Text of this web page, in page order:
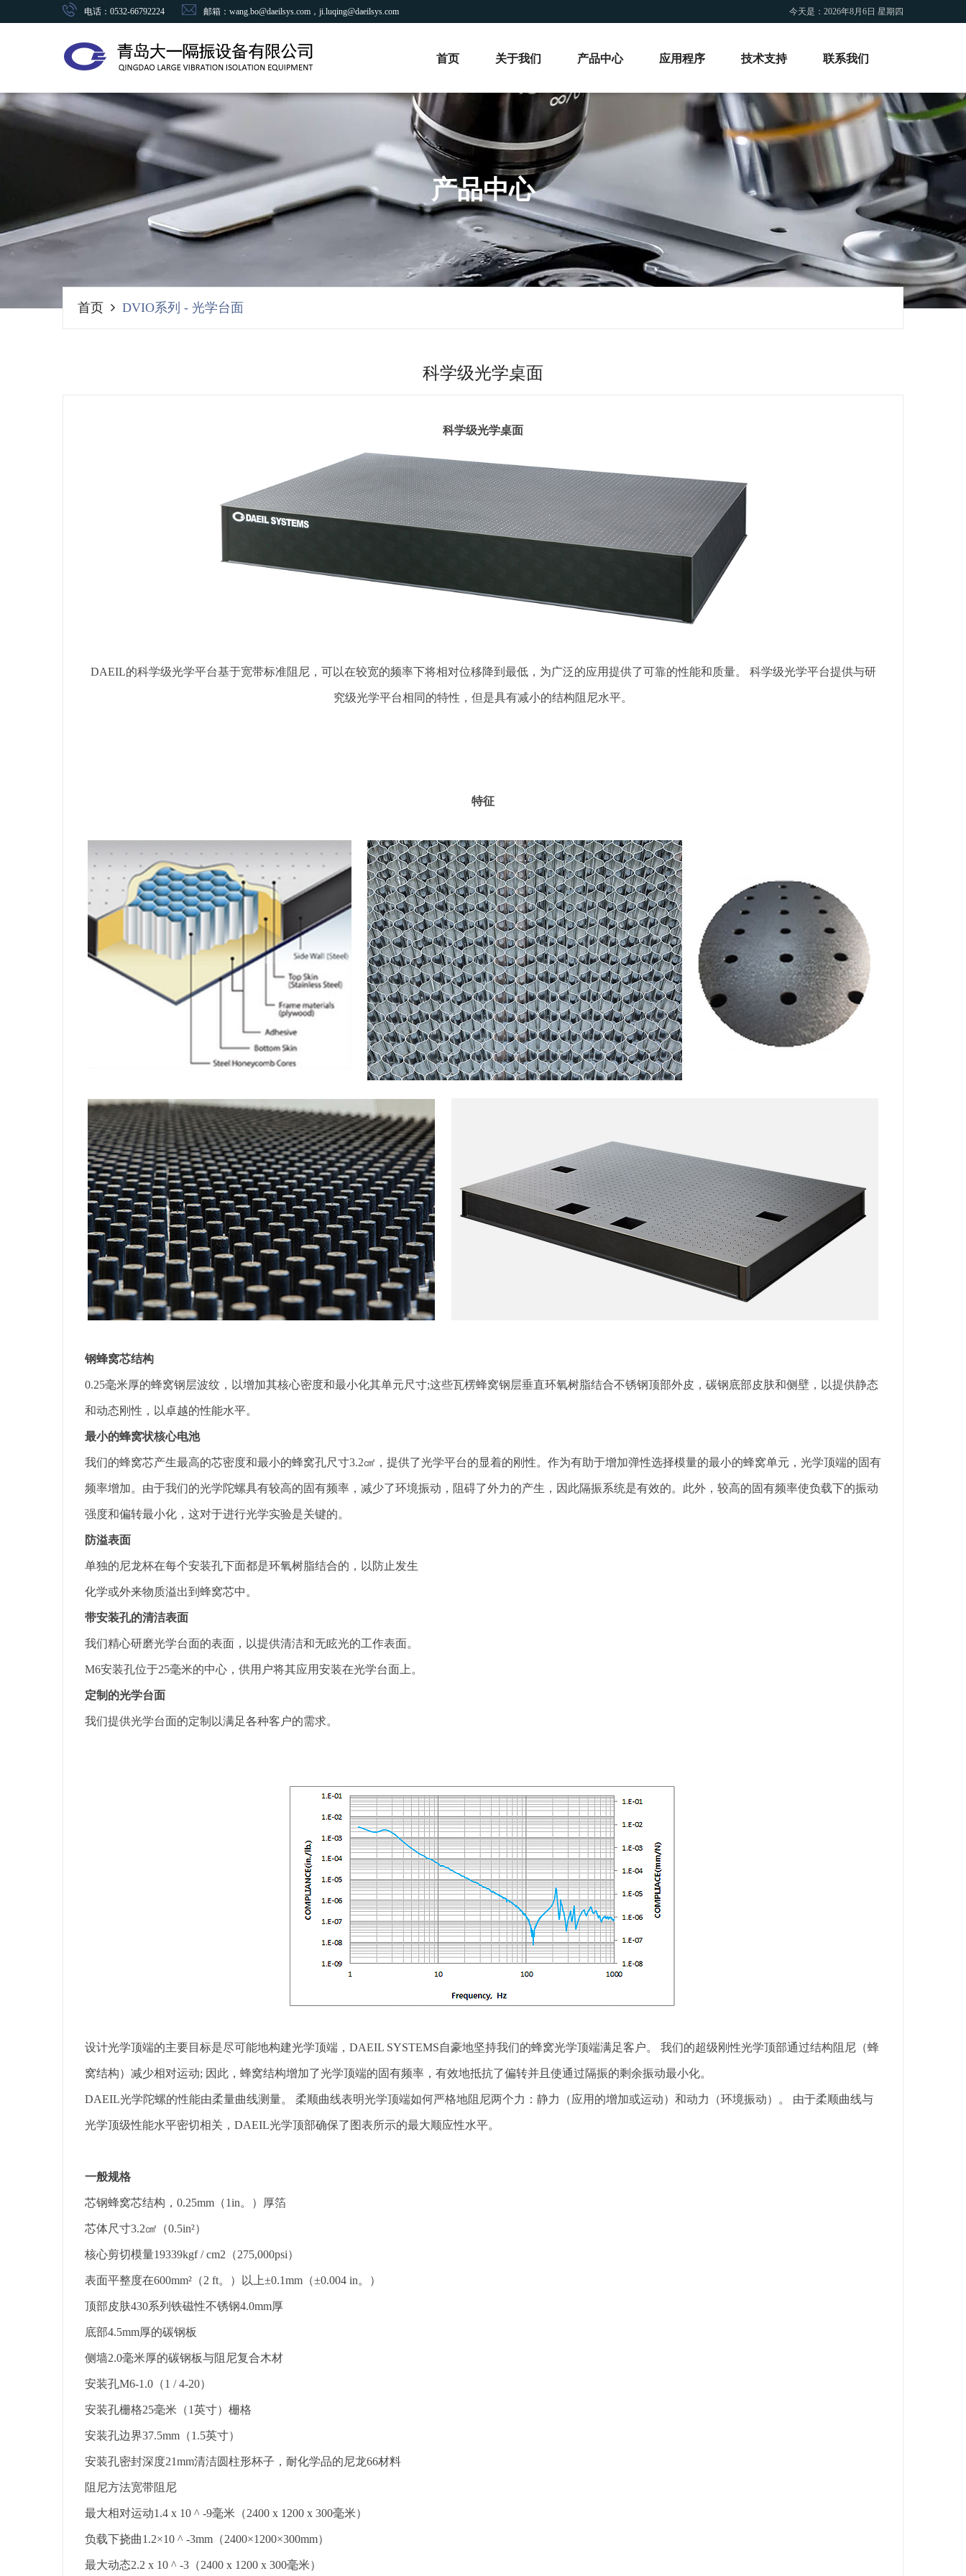
电话：0532-66792224 邮箱：wang.bo@daeilsys.com，ji.luqing@daeilsys.com 今天是： 2026年8月6日 星期四
首页 关于我们 产品中心 应用程序 技术支持 联系我们
产品中心
首页 DVIO系列 - 光学台面
科学级光学桌面
科学级光学桌面
DAEIL的科学级光学平台基于宽带标准阻尼，可以在较宽的频率下将相对位移降到最低，为广泛的应用提供了可靠的性能和质量。 科学级光学平台提供与研
究级光学平台相同的特性，但是具有减小的结构阻尼水平。
特征
钢蜂窝芯结构
0.25毫米厚的蜂窝钢层波纹，以增加其核心密度和最小化其单元尺寸;这些瓦楞蜂窝钢层垂直环氧树脂结合不锈钢顶部外皮，碳钢底部皮肤和侧壁，以提供静态
和动态刚性，以卓越的性能水平。
最小的蜂窝状核心电池
我们的蜂窝芯产生最高的芯密度和最小的蜂窝孔尺寸3.2㎠，提供了光学平台的显着的刚性。作为有助于增加弹性选择模量的最小的蜂窝单元，光学顶端的固有
频率增加。由于我们的光学陀螺具有较高的固有频率，减少了环境振动，阻碍了外力的产生，因此隔振系统是有效的。此外，较高的固有频率使负载下的振动
强度和偏转最小化，这对于进行光学实验是关键的。
防溢表面
单独的尼龙杯在每个安装孔下面都是环氧树脂结合的，以防止发生
化学或外来物质溢出到蜂窝芯中。
带安装孔的清洁表面
我们精心研磨光学台面的表面，以提供清洁和无眩光的工作表面。
M6安装孔位于25毫米的中心，供用户将其应用安装在光学台面上。
定制的光学台面
我们提供光学台面的定制以满足各种客户的需求。
设计光学顶端的主要目标是尽可能地构建光学顶端，DAEIL SYSTEMS自豪地坚持我们的蜂窝光学顶端满足客户。 我们的超级刚性光学顶部通过结构阻尼（蜂
窝结构）减少相对运动; 因此，蜂窝结构增加了光学顶端的固有频率，有效地抵抗了偏转并且使通过隔振的剩余振动最小化。
DAEIL光学陀螺的性能由柔量曲线测量。 柔顺曲线表明光学顶端如何严格地阻尼两个力：静力（应用的增加或运动）和动力（环境振动）。 由于柔顺曲线与
光学顶级性能水平密切相关，DAEIL光学顶部确保了图表所示的最大顺应性水平。
一般规格
芯钢蜂窝芯结构，0.25mm（1in。）厚箔
芯体尺寸3.2㎠（0.5in²）
核心剪切模量19339kgf / cm2（275,000psi）
表面平整度在600mm²（2 ft。）以上±0.1mm（±0.004 in。）
顶部皮肤430系列铁磁性不锈钢4.0mm厚
底部4.5mm厚的碳钢板
侧墙2.0毫米厚的碳钢板与阻尼复合木材
安装孔M6-1.0（1 / 4-20）
安装孔栅格25毫米（1英寸）栅格
安装孔边界37.5mm（1.5英寸）
安装孔密封深度21mm清洁圆柱形杯子，耐化学品的尼龙66材料
阻尼方法宽带阻尼
最大相对运动1.4 x 10 ^ -9毫米（2400 x 1200 x 300毫米）
负载下挠曲1.2×10 ^ -3mm（2400×1200×300mm）
最大动态2.2 x 10 ^ -3（2400 x 1200 x 300毫米）